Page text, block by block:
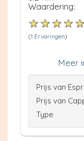
Waardering:
(1 Ervaringen)
Meer
Prijs van
Prijs van
Type